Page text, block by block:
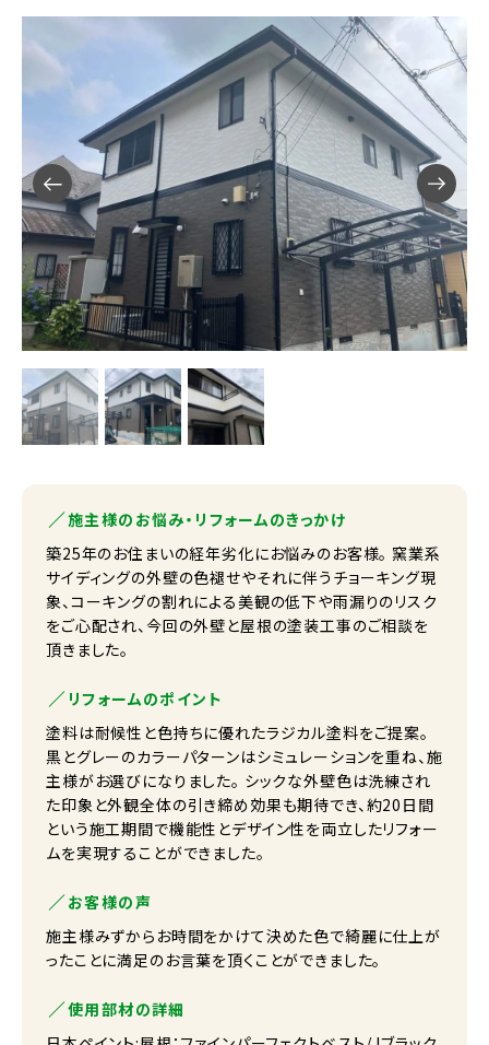
施主様のお悩み・リフォームのきっかけ
築25年のお住まいの経年劣化にお悩みのお客様。 窯業系
サイディングの外壁の色褪せやそれに伴うチョーキング現
象、コーキングの割れによる美観の低下や雨漏りのリスク
をご心配され、今回の外壁と屋根の塗装工事のご相談を
頂きました。
リフォームのポイント
塗料は耐候性と色持ちに優れたラジカル塗料をご提案。
黒とグレーのカラーパターンはシミュレーションを重ね、施
主様がお選びになりました。 シックな外壁色は洗練され
た印象と外観全体の引き締め効果も期待でき、約20日間
という施工期間で機能性とデザイン性を両立したリフォー
ムを実現することができました。
お客様の声
施主様みずからお時間をかけて決めた色で綺麗に仕上が
ったことに満足のお言葉を頂くことができました。
使用部材の詳細